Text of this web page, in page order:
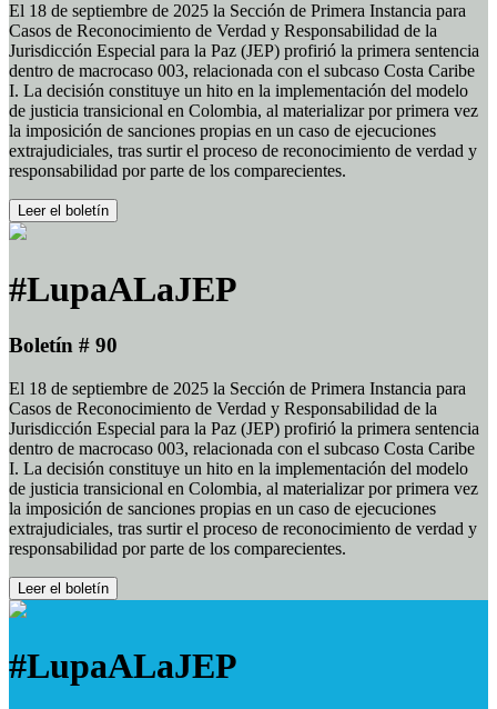
El 18 de septiembre de 2025 la Sección de Primera Instancia para
Casos de Reconocimiento de Verdad y Responsabilidad de la
Jurisdicción Especial para la Paz (JEP) profirió la primera sentencia
dentro de macrocaso 003, relacionada con el subcaso Costa Caribe
I. La decisión constituye un hito en la implementación del modelo
de justicia transicional en Colombia, al materializar por primera vez
la imposición de sanciones propias en un caso de ejecuciones
extrajudiciales, tras surtir el proceso de reconocimiento de verdad y
responsabilidad por parte de los comparecientes.
Leer el boletín
#LupaALaJEP
Boletín # 90
El 18 de septiembre de 2025 la Sección de Primera Instancia para
Casos de Reconocimiento de Verdad y Responsabilidad de la
Jurisdicción Especial para la Paz (JEP) profirió la primera sentencia
dentro de macrocaso 003, relacionada con el subcaso Costa Caribe
I. La decisión constituye un hito en la implementación del modelo
de justicia transicional en Colombia, al materializar por primera vez
la imposición de sanciones propias en un caso de ejecuciones
extrajudiciales, tras surtir el proceso de reconocimiento de verdad y
responsabilidad por parte de los comparecientes.
Leer el boletín
#LupaALaJEP